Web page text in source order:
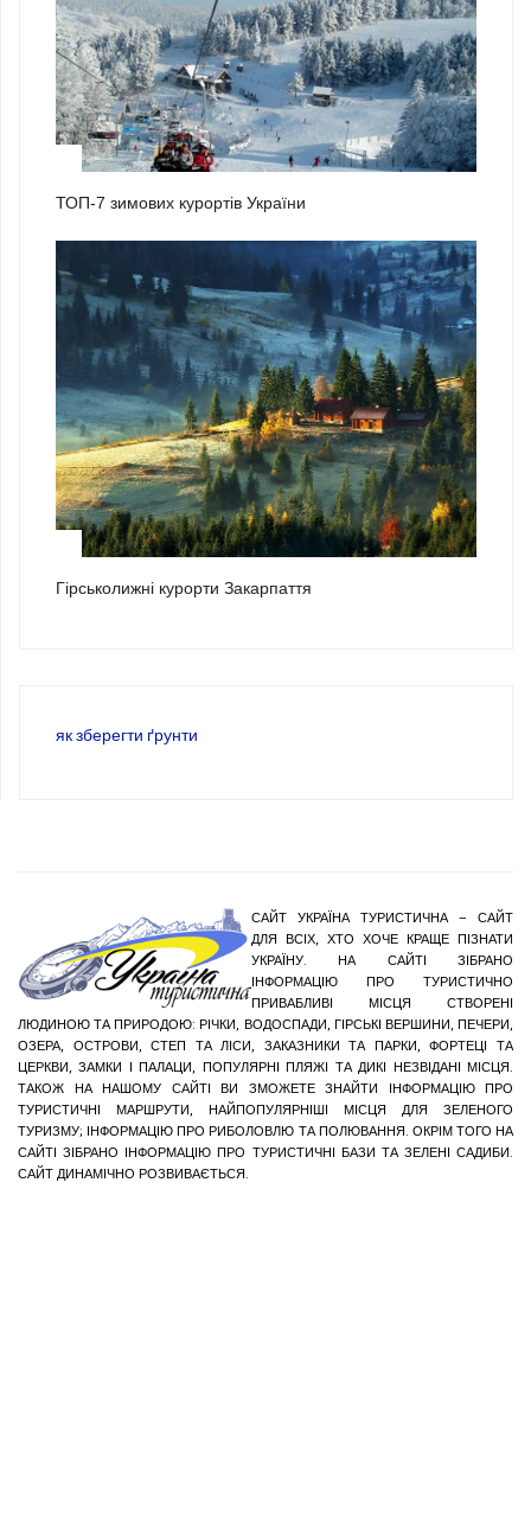
ТОП-7 зимових курортів України
Гірськолижні курорти Закарпаття
як зберегти ґрунти
САЙТ УКРАЇНА ТУРИСТИЧНА – САЙТ
ДЛЯ ВСІХ, ХТО ХОЧЕ КРАЩЕ ПІЗНАТИ
УКРАЇНУ. НА САЙТІ ЗІБРАНО
ІНФОРМАЦІЮ ПРО ТУРИСТИЧНО
ПРИВАБЛИВІ МІСЦЯ СТВОРЕНІ
ЛЮДИНОЮ ТА ПРИРОДОЮ: РІЧКИ, ВОДОСПАДИ, ГІРСЬКІ ВЕРШИНИ, ПЕЧЕРИ,
ОЗЕРА, ОСТРОВИ, СТЕП ТА ЛІСИ, ЗАКАЗНИКИ ТА ПАРКИ, ФОРТЕЦІ ТА
ЦЕРКВИ, ЗАМКИ І ПАЛАЦИ, ПОПУЛЯРНІ ПЛЯЖІ ТА ДИКІ НЕЗВІДАНІ МІСЦЯ.
ТАКОЖ НА НАШОМУ САЙТІ ВИ ЗМОЖЕТЕ ЗНАЙТИ ІНФОРМАЦІЮ ПРО
ТУРИСТИЧНІ МАРШРУТИ, НАЙПОПУЛЯРНІШІ МІСЦЯ ДЛЯ ЗЕЛЕНОГО
ТУРИЗМУ; ІНФОРМАЦІЮ ПРО РИБОЛОВЛЮ ТА ПОЛЮВАННЯ. ОКРІМ ТОГО НА
САЙТІ ЗІБРАНО ІНФОРМАЦІЮ ПРО ТУРИСТИЧНІ БАЗИ ТА ЗЕЛЕНІ САДИБИ.
САЙТ ДИНАМІЧНО РОЗВИВАЄТЬСЯ.